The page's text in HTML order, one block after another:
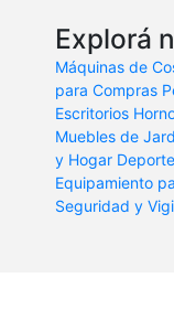
Explorá
Máquinas de
para Compras
Escritorios
Muebles de
y Hogar
Equipamiento
Seguridad y